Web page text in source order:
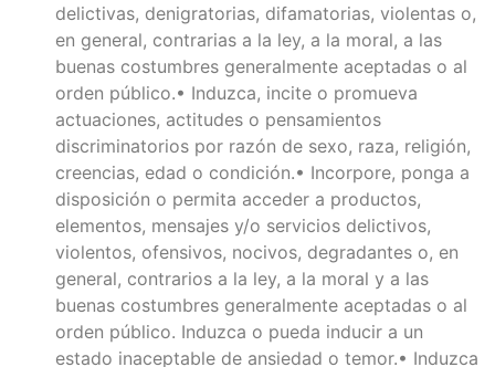
delictivas, denigratorias, difamatorias, violentas o,
en general, contrarias a la ley, a la moral, a las
buenas costumbres generalmente aceptadas o al
orden público.• Induzca, incite o promueva
actuaciones, actitudes o pensamientos
discriminatorios por razón de sexo, raza, religión,
creencias, edad o condición.• Incorpore, ponga a
disposición o permita acceder a productos,
elementos, mensajes y/o servicios delictivos,
violentos, ofensivos, nocivos, degradantes o, en
general, contrarios a la ley, a la moral y a las
buenas costumbres generalmente aceptadas o al
orden público. Induzca o pueda inducir a un
estado inaceptable de ansiedad o temor.• Induzca